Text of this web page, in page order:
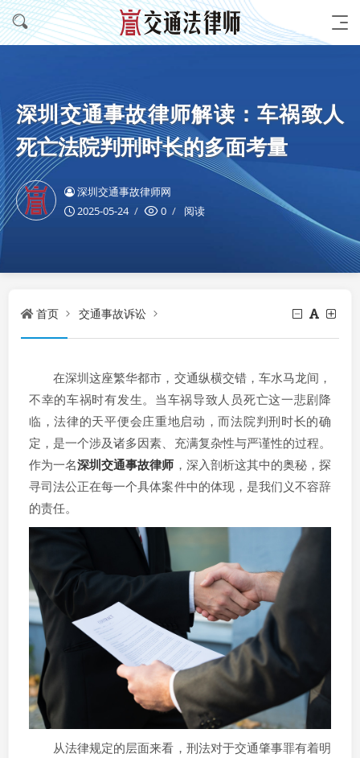
深圳交通事故律师解读：车祸致人
死亡法院判刑时长的多面考量
深圳交通事故律师网
2025-05-24
0 阅读
首页 交通事故诉讼
在深圳这座繁华都市，交通纵横交错，车水马龙间，
不幸的车祸时有发生。当车祸导致人员死亡这一悲剧降
临，法律的天平便会庄重地启动，而法院判刑时长的确
定，是一个涉及诸多因素、充满复杂性与严谨性的过程。
作为一名深圳交通事故律师 ，深入剖析这其中的奥秘，探
寻司法公正在每一个具体案件中的体现，是我们义不容辞
的责任。
从法律规定的层面来看，刑法对于交通肇事罪有着明